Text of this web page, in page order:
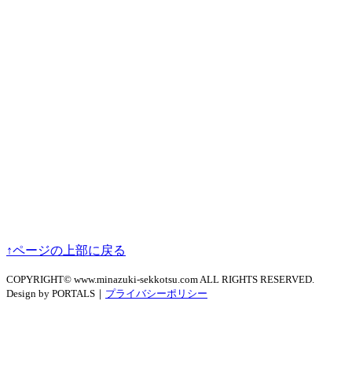
↑ページの上部に戻る
COPYRIGHT© www.minazuki-sekkotsu.com ALL RIGHTS RESERVED.
Design by PORTALS｜ プライバシーポリシー